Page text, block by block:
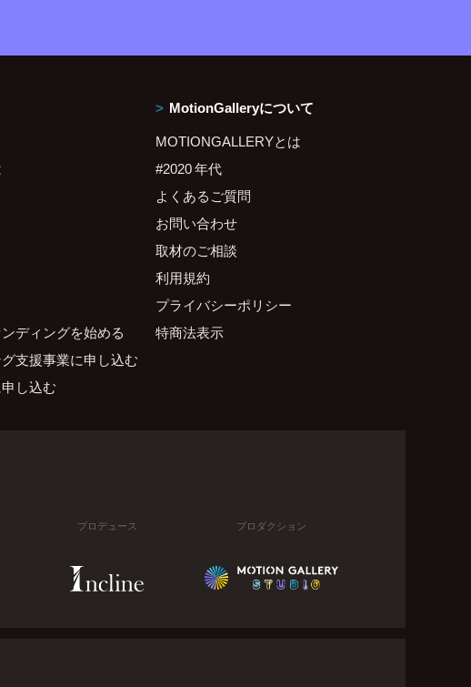
ディングを始める
支援事業に申し込む
し込む
MotionGalleryについて
MOTIONGALLERYとは
#2020 年代
よくあるご質問
お問い合わせ
取材のご相談
利用規約
プライバシーポリシー
特商法表示
プロデュース プロダクション